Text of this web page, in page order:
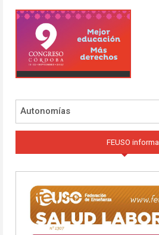
Autonomías
FEUSO informa